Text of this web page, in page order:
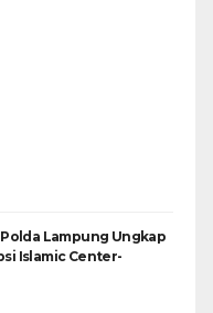
Polda Lampung Ungkap
Islamic Center-